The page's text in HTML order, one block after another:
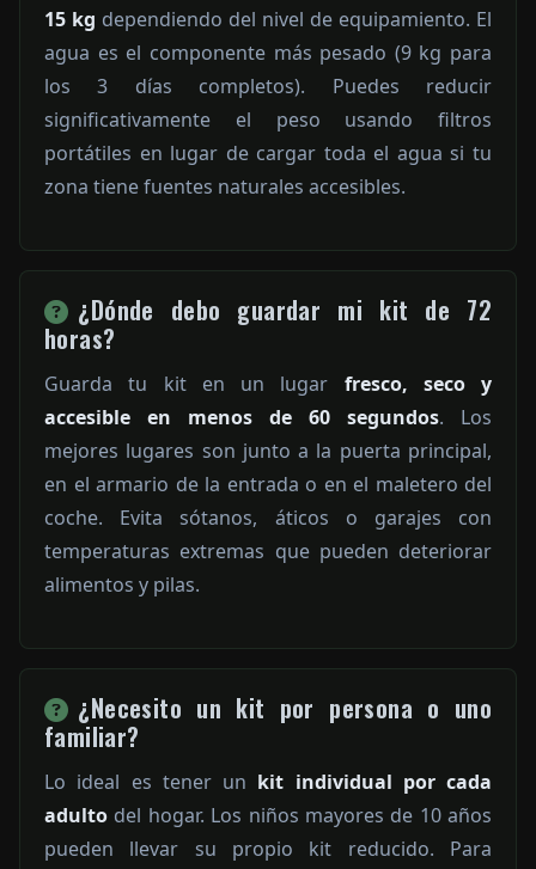
15 kg dependiendo del nivel de equipamiento. El
agua es el componente más pesado (9 kg para
los 3 días completos). Puedes reducir
significativamente el peso usando filtros
portátiles en lugar de cargar toda el agua si tu
zona tiene fuentes naturales accesibles.
¿Dónde debo guardar mi kit de 72
horas?
Guarda tu kit en un lugar fresco, seco y
accesible en menos de 60 segundos. Los
mejores lugares son junto a la puerta principal,
en el armario de la entrada o en el maletero del
coche. Evita sótanos, áticos o garajes con
temperaturas extremas que pueden deteriorar
alimentos y pilas.
¿Necesito un kit por persona o uno
familiar?
Lo ideal es tener un kit individual por cada
adulto del hogar. Los niños mayores de 10 años
pueden llevar su propio kit reducido. Para